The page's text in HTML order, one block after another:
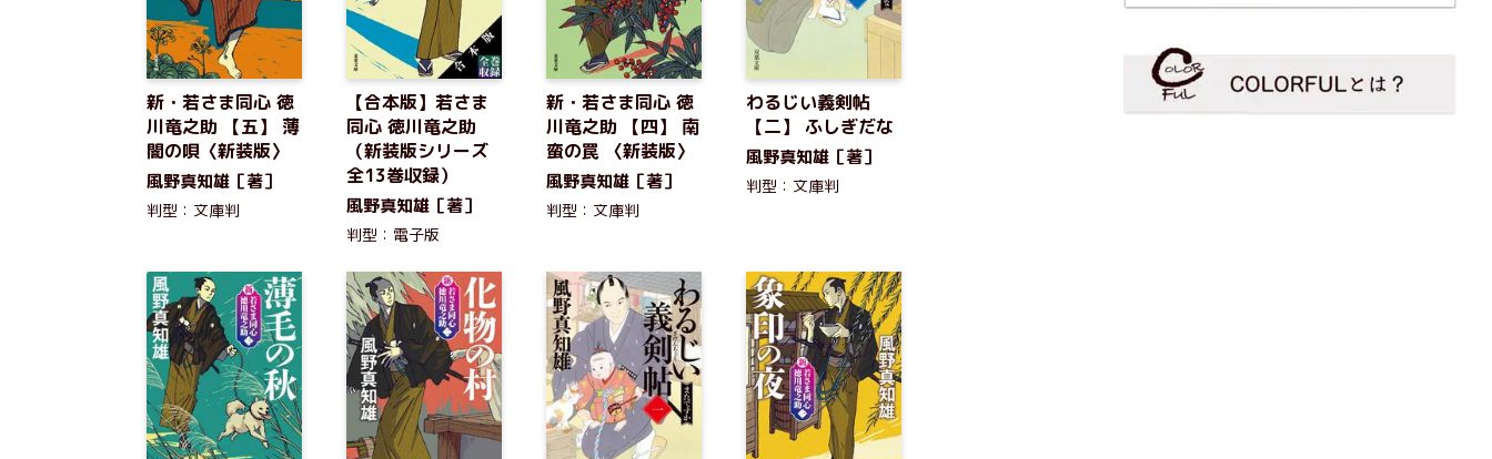
新・若さま同心 徳
川竜之助 【五】 薄
闇の唄〈新装版〉
風野真知雄［著］
判型：文庫判
【合本版】若さま
同心 徳川竜之助
（新装版シリーズ
全13巻収録）
風野真知雄［著］
判型：電子版
新・若さま同心 徳
川竜之助 【四】 南
蛮の罠 〈新装版〉
風野真知雄［著］
判型：文庫判
わるじい義剣帖
【二】 ふしぎだな
風野真知雄［著］
判型：文庫判